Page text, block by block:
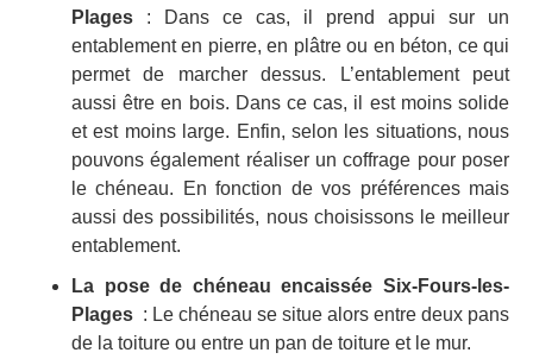
Plages : Dans ce cas, il prend appui sur un
entablement en pierre, en plâtre ou en béton, ce qui
permet de marcher dessus. L’entablement peut
aussi être en bois. Dans ce cas, il est moins solide
et est moins large. Enfin, selon les situations, nous
pouvons également réaliser un coffrage pour poser
le chéneau. En fonction de vos préférences mais
aussi des possibilités, nous choisissons le meilleur
entablement.
La pose de chéneau encaissée Six-Fours-les-
Plages : Le chéneau se situe alors entre deux pans
de la toiture ou entre un pan de toiture et le mur.